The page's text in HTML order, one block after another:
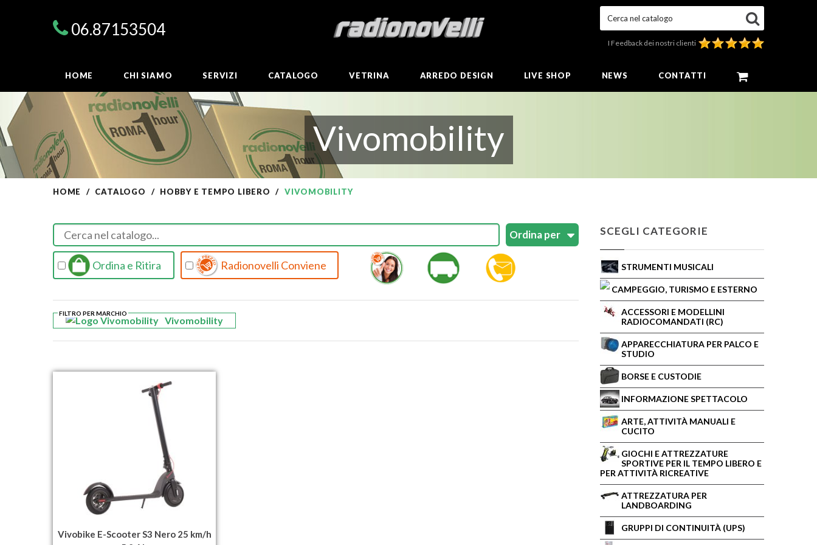
06.87153504
Cerca nel catalogo
I Feedback dei nostri clienti
HOME CHI SIAMO SERVIZI CATALOGO VETRINA ARREDO DESIGN LIVE SHOP NEWS CONTATTI
Vivomobility
HOME CATALOGO HOBBY E TEMPO LIBERO VIVOMOBILITY
SCEGLI CATEGORIE
STRUMENTI MUSICALI
CAMPEGGIO, TURISMO E ESTERNO
ACCESSORI E MODELLINI
RADIOCOMANDATI (RC)
APPARECCHIATURA PER PALCO E
STUDIO
BORSE E CUSTODIE
INFORMAZIONE SPETTACOLO
ARTE, ATTIVITÀ MANUALI E
CUCITO
GIOCHI E ATTREZZATURE
SPORTIVE PER IL TEMPO LIBERO E
PER ATTIVITÀ RICREATIVE
ATTREZZATURA PER
LANDBOARDING
GRUPPI DI CONTINUITÀ (UPS)
Ordina e Ritira Radionovelli Conviene
Vivomobility
FILTRO PER MARCHIO
Vivobike E-Scooter S3 Nero 25 km/h